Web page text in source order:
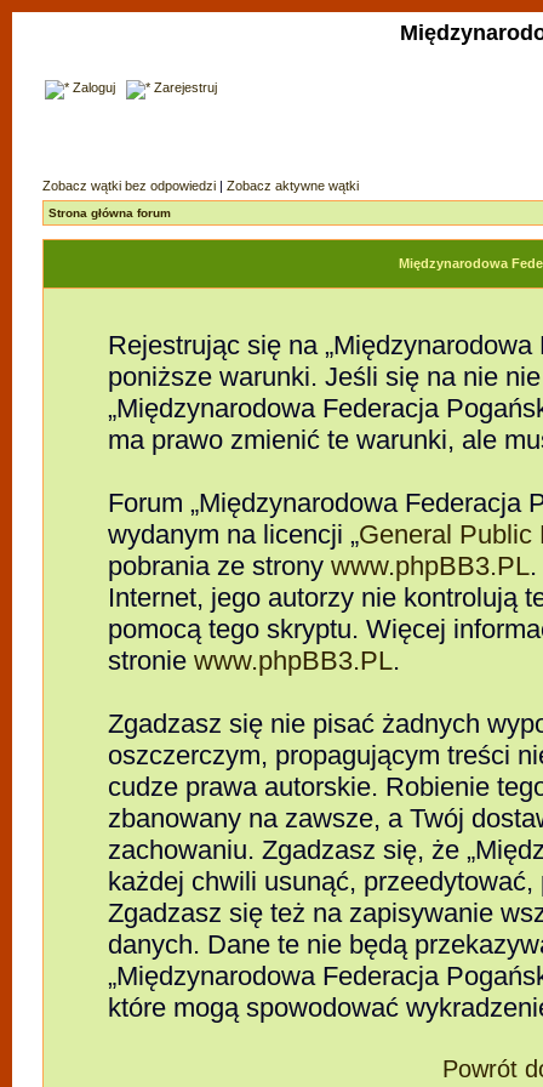
Zaloguj Zarejestruj
Zobacz wątki bez odpowiedzi | Zobacz aktywne wątki
Strona główna forum
Międzynarodowa
Rejestrując się na
poniższe warunki. Jeśli się na nie
„Międzynarodowa Federacja
ma prawo zmienić te warunki, ale
Forum „Międzynarodowa Federacja
wydanym na licencji „General Public
pobrania ze strony www.phpBB3.PL
Internet, jego autorzy nie kontrolują
pomocą tego skryptu. Więcej
stronie www.phpBB3.PL.
Zgadzasz się nie pisać żadnych
oszczerczym, propagującym treści
cudze prawa autorskie. Robienie
zbanowany na zawsze, a Twój
zachowaniu. Zgadzasz się, że
każdej chwili usunąć,
Zgadzasz się też na zapisywanie
danych. Dane te nie będą
„Międzynarodowa Federacja
które mogą spowodować
Powrót